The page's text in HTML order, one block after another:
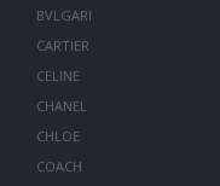
BVLGARI
CARTIER
CELINE
CHANEL
CHLOE
COACH